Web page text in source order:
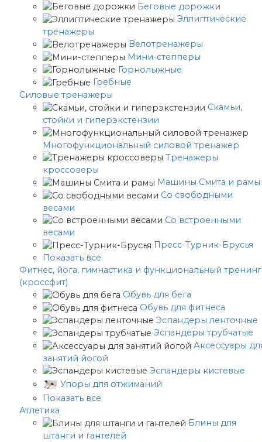
Беговые дорожки
Эллиптические
тренажеры
Велотренажеры
Мини-степперы
Горнолыжные
Гребные
Cиловые тренажеры
Скамьи,
стойки и гиперэкстензии
Многофункциональный силовой тренажер
Тренажеры
кроссоверы
Машины Смита и рамы
Со свободными
весами
Со встроенными
весами
Пресс-Турник-Брусья
Показать все
Фитнес, йога, гимнастика и функциональный тренинг
(кроссфит)
Обувь для бега
Обувь для фитнеса
Эспандеры ленточные
Эспандеры трубчатые
Аксессуары
занятий йогой
Эспандеры кистевые
Упоры для отжиманий
Показать все
Атлетика
Блины для
штанги и гантелей